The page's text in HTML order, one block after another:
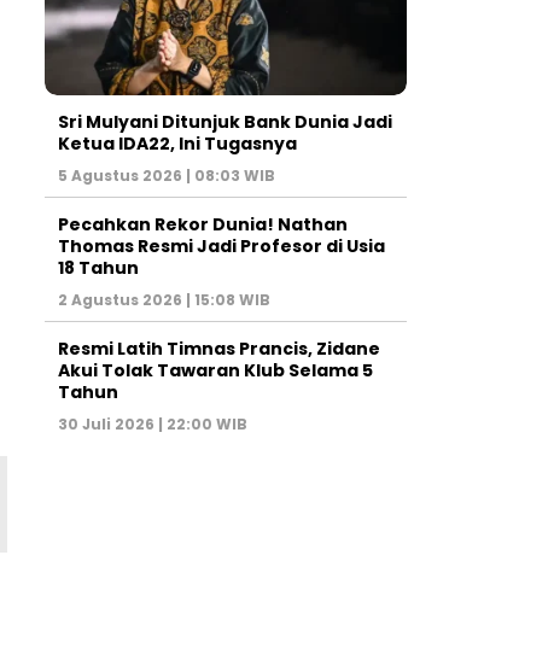
Sri Mulyani Ditunjuk Bank Dunia Jadi
Ketua IDA22, Ini Tugasnya
5 Agustus 2026 | 08:03 WIB
Pecahkan Rekor Dunia! Nathan
Thomas Resmi Jadi Profesor di Usia
18 Tahun
2 Agustus 2026 | 15:08 WIB
Resmi Latih Timnas Prancis, Zidane
Akui Tolak Tawaran Klub Selama 5
Tahun
30 Juli 2026 | 22:00 WIB